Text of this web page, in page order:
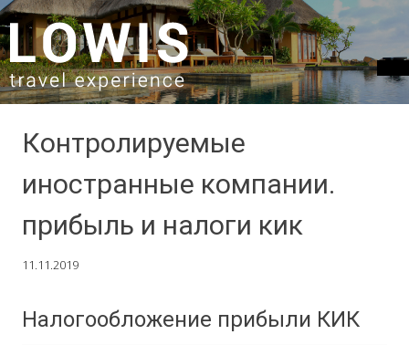
SKIP TO CONTENT
Контролируемые
иностранные компании.
прибыль и налоги кик
11.11.2019
Налогообложение прибыли КИК